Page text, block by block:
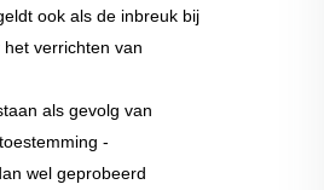
ook als de inbreuk bij
verrichten van
als gevolg van
-
wel geprobeerd